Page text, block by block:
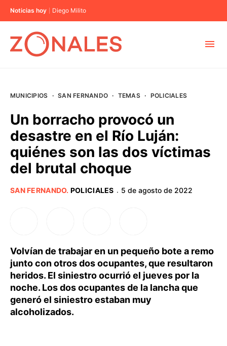
Noticias hoy Diego Milito
BUENOS AIRES
PROVINCIAS
MUNICIPIOS · SAN FERNANDO · TEMAS · POLICIALES
Un borracho provocó un
desastre en el Río Luján:
quiénes son las dos víctimas
del brutal choque
SAN FERNANDO. POLICIALES · 5 de agosto de 2022
Volvían de trabajar en un pequeño bote a remo
junto con otros dos ocupantes, que resultaron
heridos. El siniestro ocurrió el jueves por la
noche. Los dos ocupantes de la lancha que
generó el siniestro estaban muy
alcoholizados.